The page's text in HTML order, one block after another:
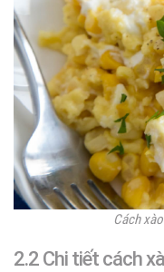
Cách
2.2 Chi tiết cách